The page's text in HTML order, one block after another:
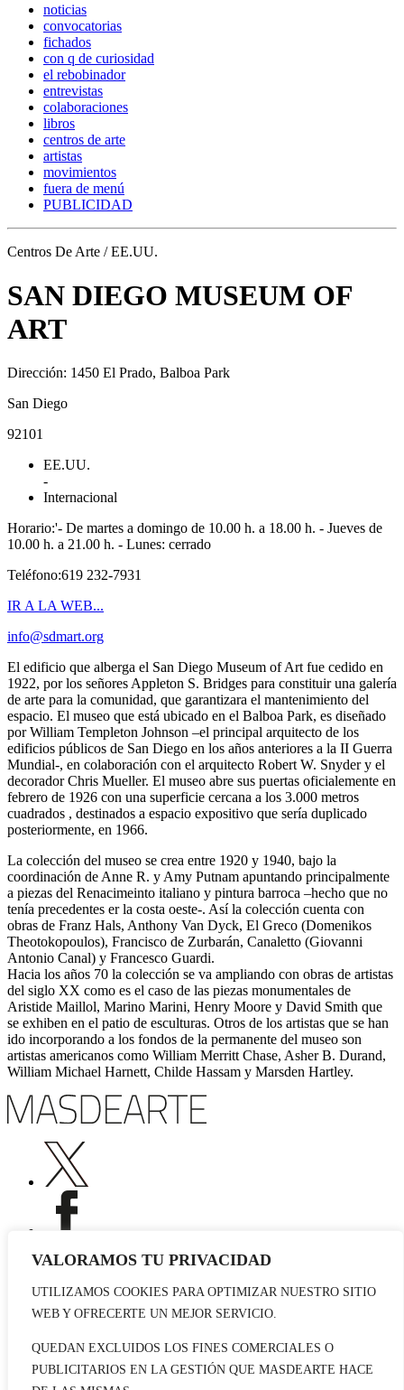
VALORAMOS TU PRIVACIDAD
UTILIZAMOS COOKIES PARA OPTIMIZAR NUESTRO SITIO
WEB Y OFRECERTE UN MEJOR SERVICIO.
QUEDAN EXCLUIDOS LOS FINES COMERCIALES O
PUBLICITARIOS EN LA GESTIÓN QUE MASDEARTE HACE
noticias
convocatorias
fichados
con q de curiosidad
el rebobinador
entrevistas
colaboraciones
libros
centros de arte
artistas
movimientos
fuera de menú
PUBLICIDAD
Centros De Arte / EE.UU.
SAN DIEGO MUSEUM OF
ART
Dirección: 1450 El Prado, Balboa Park
San Diego
92101
EE.UU.
-
Internacional
Horario:'- De martes a domingo de 10.00 h. a 18.00 h. - Jueves de
10.00 h. a 21.00 h. - Lunes: cerrado
Teléfono:619 232-7931
IR A LA WEB...
info@sdmart.org
El edificio que alberga el San Diego Museum of Art fue cedido en
1922, por los señores Appleton S. Bridges para constituir una galería
de arte para la comunidad, que garantizara el mantenimiento del
espacio. El museo que está ubicado en el Balboa Park, es diseñado
por William Templeton Johnson –el principal arquitecto de los
edificios públicos de San Diego en los años anteriores a la II Guerra
Mundial-, en colaboración con el arquitecto Robert W. Snyder y el
decorador Chris Mueller. El museo abre sus puertas oficialemente en
febrero de 1926 con una superficie cercana a los 3.000 metros
cuadrados , destinados a espacio expositivo que sería duplicado
posteriormente, en 1966.
La colección del museo se crea entre 1920 y 1940, bajo la
coordinación de Anne R. y Amy Putnam apuntando principalmente
a piezas del Renacimeinto italiano y pintura barroca –hecho que no
tenía precedentes er la costa oeste-. Así la colección cuenta con
obras de Franz Hals, Anthony Van Dyck, El Greco (Domenikos
Theotokopoulos), Francisco de Zurbarán, Canaletto (Giovanni
Antonio Canal) y Francesco Guardi.
Hacia los años 70 la colección se va ampliando con obras de artistas
del siglo XX como es el caso de las piezas monumentales de
Aristide Maillol, Marino Marini, Henry Moore y David Smith que
se exhiben en el patio de esculturas. Otros de los artistas que se han
ido incorporando a los fondos de la permanente del museo son
artistas americanos como William Merritt Chase, Asher B. Durand,
William Michael Harnett, Childe Hassam y Marsden Hartley.
Publicidad
Contacto
© 2026 masdearte. Información de exposiciones, museos y artistas